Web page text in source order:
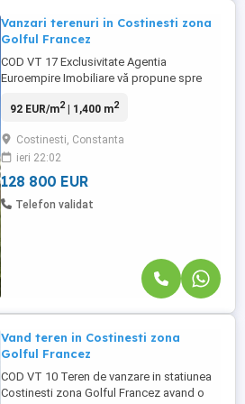
Vanzari terenuri in Costinesti zona
Golful Francez
COD VT 17 Exclusivitate Agentia
Euroempire Imobiliare vă propune spre
suprafață de 1400 mp, situat în statiunea
la Marea Neagra , deschidere de 30 ml la
strada Sirenei , Terenul este ideal pentru
investiție sau pentru ...
92 EUR/m2| 1,400 m2
Costinesti, Constanta
ieri 22:02
128 800 EUR
Telefon validat
Vand teren in Costinesti zona
Golful Francez
COD VT 10 Teren de vanzare in statiunea
Costinesti zona Golful Francez avand o